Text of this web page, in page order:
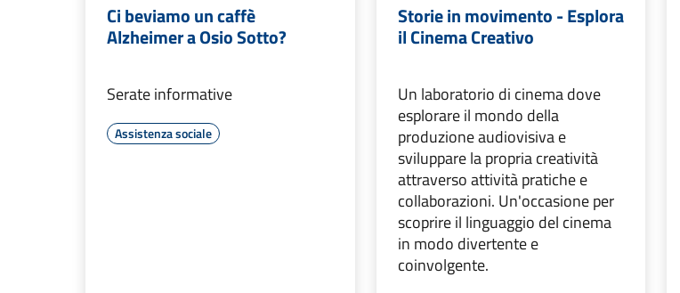
Ci beviamo un caffè
Alzheimer a Osio Sotto?
Serate informative
Assistenza sociale
Storie in movimento - Esplora
il Cinema Creativo
Un laboratorio di cinema dove
esplorare il mondo della
produzione audiovisiva e
sviluppare la propria creatività
attraverso attività pratiche e
collaborazioni. Un'occasione per
scoprire il linguaggio del cinema
in modo divertente e
coinvolgente.